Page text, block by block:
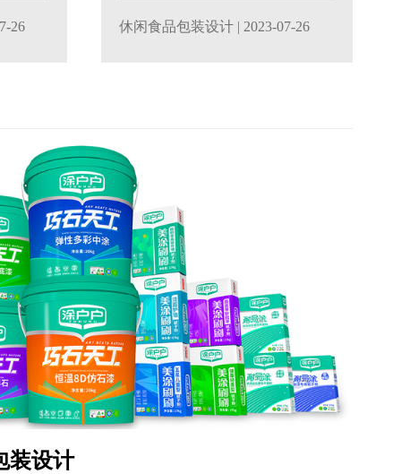
26 休闲食品包装设计 | 2023-07-26
装设计